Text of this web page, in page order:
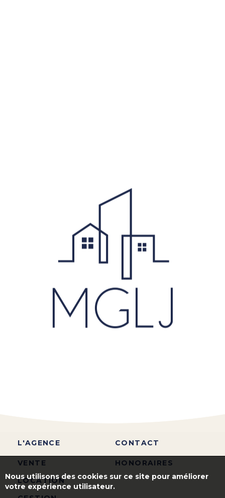
L'AGENCE
VENTE
LOCATION
CONTACT
HONORAIRES
Nous utilisons des cookies sur ce site pour améliorer
votre expérience utilisateur.